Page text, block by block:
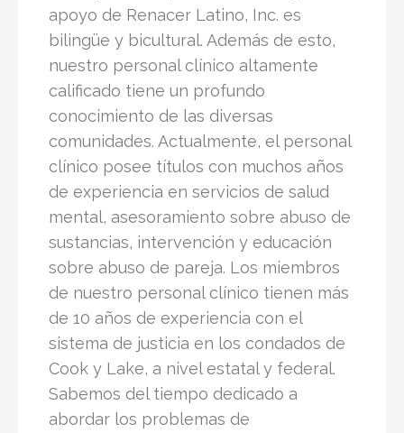
apoyo de Renacer Latino, Inc. es
bilingüe y bicultural. Además de esto,
nuestro personal clínico altamente
calificado tiene un profundo
conocimiento de las diversas
comunidades. Actualmente, el personal
clínico posee títulos con muchos años
de experiencia en servicios de salud
mental, asesoramiento sobre abuso de
sustancias, intervención y educación
sobre abuso de pareja. Los miembros
de nuestro personal clínico tienen más
de 10 años de experiencia con el
sistema de justicia en los condados de
Cook y Lake, a nivel estatal y federal.
Sabemos del tiempo dedicado a
abordar los problemas de